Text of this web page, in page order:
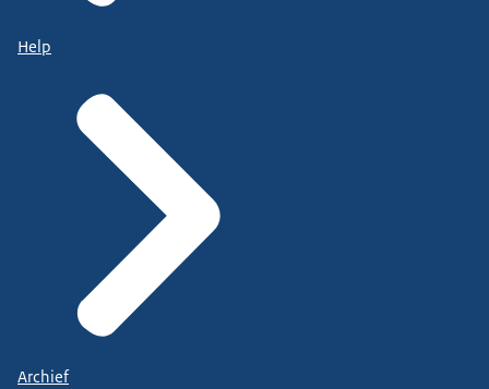
Help
Archief